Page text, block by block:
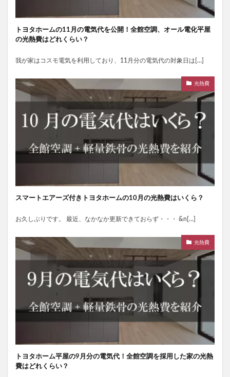
トヨタホームの11月の電気代を公開！全館空調、オール電化平屋
の光熱費はどれくらい？
我が家はコスモ電気を利用しており、11月分の電気代の対象日は[…]
光熱費
スマートエアーズ付きトヨタホームの10月の光熱費はいくら？
お久しぶりです。 最近、なかなか更新できておらず・・・ &n[…]
光熱費
トヨタホーム平屋の9月分の電気代！全館空調を採用した家の光熱
費はどれくらい？